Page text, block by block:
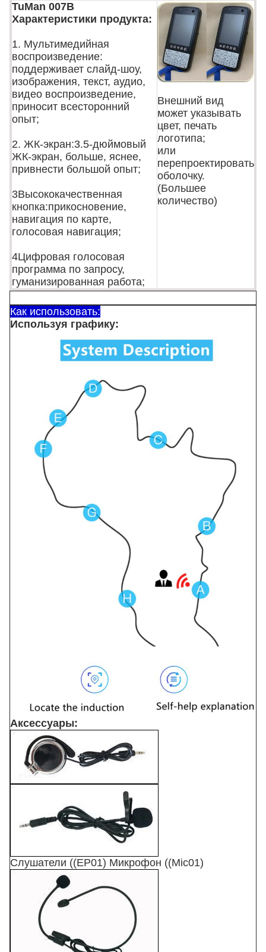
TuMan 007B
Характеристики продукта:
1. Мультимедийная
воспроизведение:
поддерживает слайд-шоу,
изображения, текст, аудио,
видео воспроизведение,
приносит всесторонний
опыт;
2. ЖК-экран:3.5-дюймовый
ЖК-экран, больше, яснее,
привнести большой опыт;
3Высококачественная
кнопка:прикосновение,
навигация по карте,
голосовая навигация;
4Цифровая голосовая
программа по запросу,
гуманизированная работа;
Внешний вид
может указывать
цвет, печать
логотипа;
или
перепроектировать
оболочку.
(Большее
количество)
Как использовать:
Используя графику:
Аксессуары:
Слушатели ((EP01) Микрофон ((Mic01)